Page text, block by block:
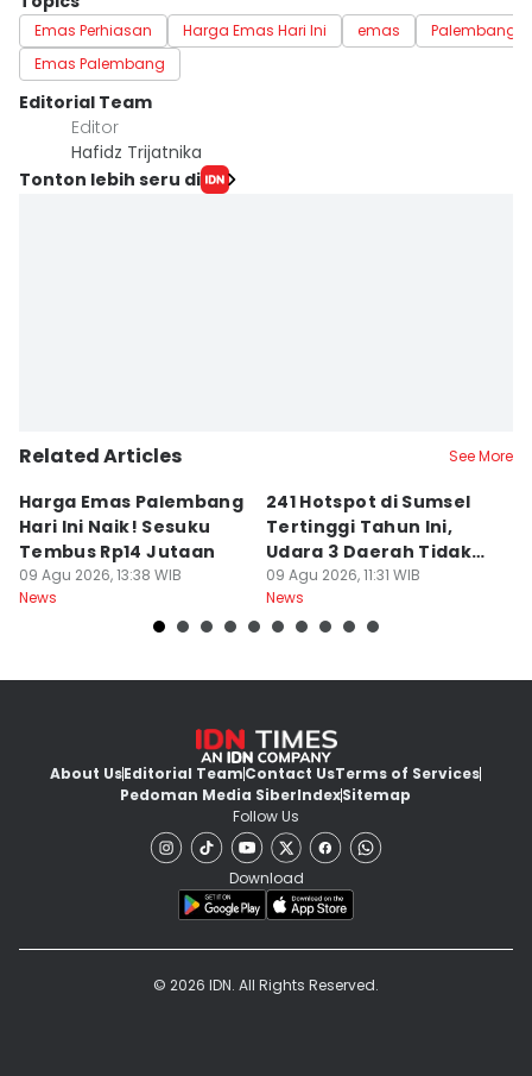
Emas Perhiasan Harga Emas Hari Ini emas
Palembang
Emas Palembang
Editorial Team
Editor
Hafidz Trijatnika
Tonton lebih seru di
Related Articles See More
Harga Emas Palembang
Hari Ini Naik! Sesuku
Tembus Rp14 Jutaan
09 Agu 2026, 13:38 WIB
News
241 Hotspot di Sumsel
Tertinggi Tahun Ini,
Udara 3 Daerah Tidak
Sehat
09 Agu 2026, 11:31 WIB
News
About UsEditorial TeamContact UsTerms of Services
Pedoman Media SiberIndexSitemap
Follow Us
Download
© 2026 IDN. All Rights Reserved.